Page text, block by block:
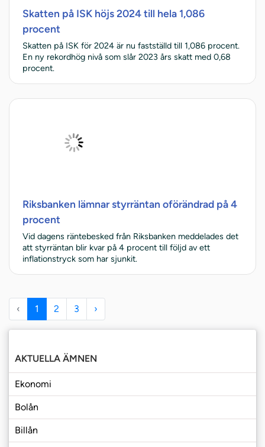
Skatten på ISK höjs 2024 till hela 1,086
procent
Skatten på ISK för 2024 är nu fastställd till 1,086 procent.
En ny rekordhög nivå som slår 2023 års skatt med 0,68
procent.
Riksbanken lämnar styrräntan oförändrad på 4
procent
Vid dagens räntebesked från Riksbanken meddelades det
att styrräntan blir kvar på 4 procent till följd av ett
inflationstryck som har sjunkit.
‹ 1 2 3 ›
AKTUELLA ÄMNEN
Ekonomi
Bolån
Billån